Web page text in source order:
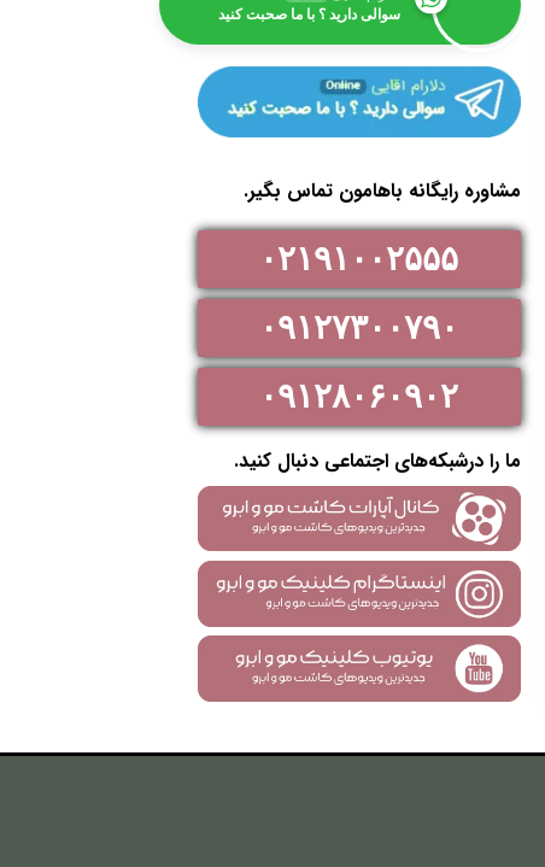
سوالی دارید ؟ با ما صحبت کنید
مشاوره رایگانه باهامون تماس بگیر.
۰۲۱۹۱۰۰۲۵۵۵
۰۹۱۲۷۳۰۰۷۹۰
۰۹۱۲۸۰۶۰۹۰۲
ما را درشبکه‌های اجتماعی دنبال کنید.